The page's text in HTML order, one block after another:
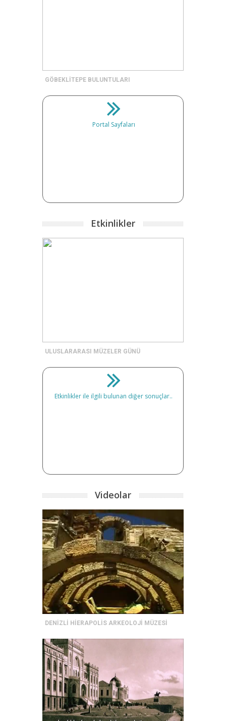
GÖBEKLİTEPE BULUNTULARI
Portal Sayfaları
Etkinlikler
ULUSLARARASI MÜZELER GÜNÜ
Etkinlikler ile ilgili bulunan diğer sonuçlar..
Videolar
DENİZLİ HİERAPOLİS ARKEOLOJİ MÜZESİ